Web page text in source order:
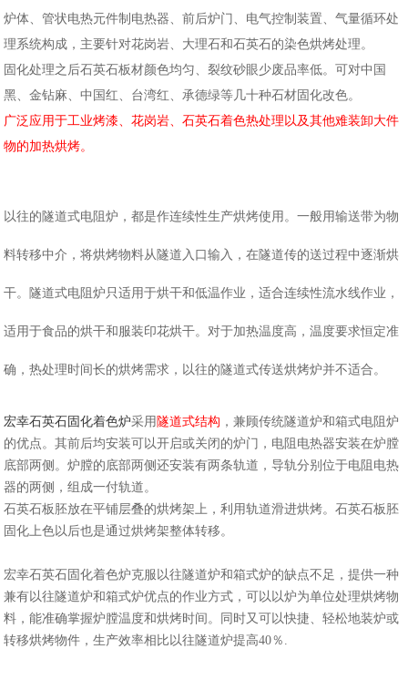
炉体、管状电热元件制电热器、前后炉门、电气控制装置、气量循环处
理系统构成，主要针对花岗岩、大理石和石英石的染色烘烤处理。
固化处理之后石英石板材颜色均匀、裂纹砂眼少废品率低。可对中国
黑、金钻麻、中国红、台湾红、承德绿等几十种石材固化改色。
广泛应用于工业烤漆、花岗岩、石英石着色热处理以及其他难装卸大件
物的加热烘烤。
以往的隧道式电阻炉，都是作连续性生产烘烤使用。一般用输送带为物
料转移中介，将烘烤物料从隧道入口输入，在隧道传的送过程中逐渐烘
干。隧道式电阻炉只适用于烘干和低温作业，适合连续性流水线作业，
适用于食品的烘干和服装印花烘干。对于加热温度高，温度要求恒定准
确，热处理时间长的烘烤需求，以往的隧道式传送烘烤炉并不适合。
宏幸石英石固化着色炉采用 隧道式结构 ，兼顾传统隧道炉和箱式电阻炉
的优点。其前后均安装可以开启或关闭的炉门，电阻电热器安装在炉膛
底部两侧。炉膛的底部两侧还安装有两条轨道，导轨分别位于电阻电热
器的两侧，组成一付轨道。
石英石板胚放在平铺层叠的烘烤架上，利用轨道滑进烘烤。石英石板胚
固化上色以后也是通过烘烤架整体转移。
宏幸石英石固化着色炉克服以往隧道炉和箱式炉的缺点不足，提供一种
兼有以往隧道炉和箱式炉优点的作业方式，可以以炉为单位处理烘烤物
料，能准确掌握炉膛温度和烘烤时间。同时又可以快捷、轻松地装炉或
转移烘烤物件，生产效率相比以往隧道炉提高40％.